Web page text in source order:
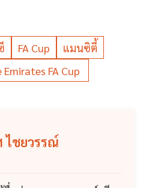
FA Cup
แมนซิตี้
Emirates FA Cup
ไชยวรรณ์